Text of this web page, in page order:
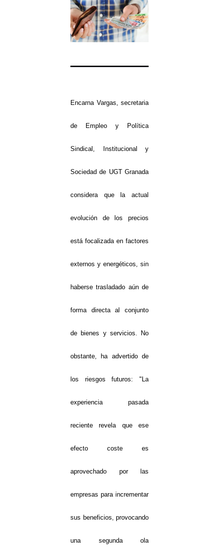
Encarna Vargas, secretaria
de Empleo y Política
Sindical, Institucional y
Sociedad de UGT Granada
considera que la actual
evolución de los precios
está focalizada en factores
externos y energéticos, sin
haberse trasladado aún de
forma directa al conjunto
de bienes y servicios. No
obstante, ha advertido de
los riesgos futuros: "La
experiencia pasada
reciente revela que ese
efecto coste es
aprovechado por las
empresas para incrementar
sus beneficios, provocando
una segunda ola